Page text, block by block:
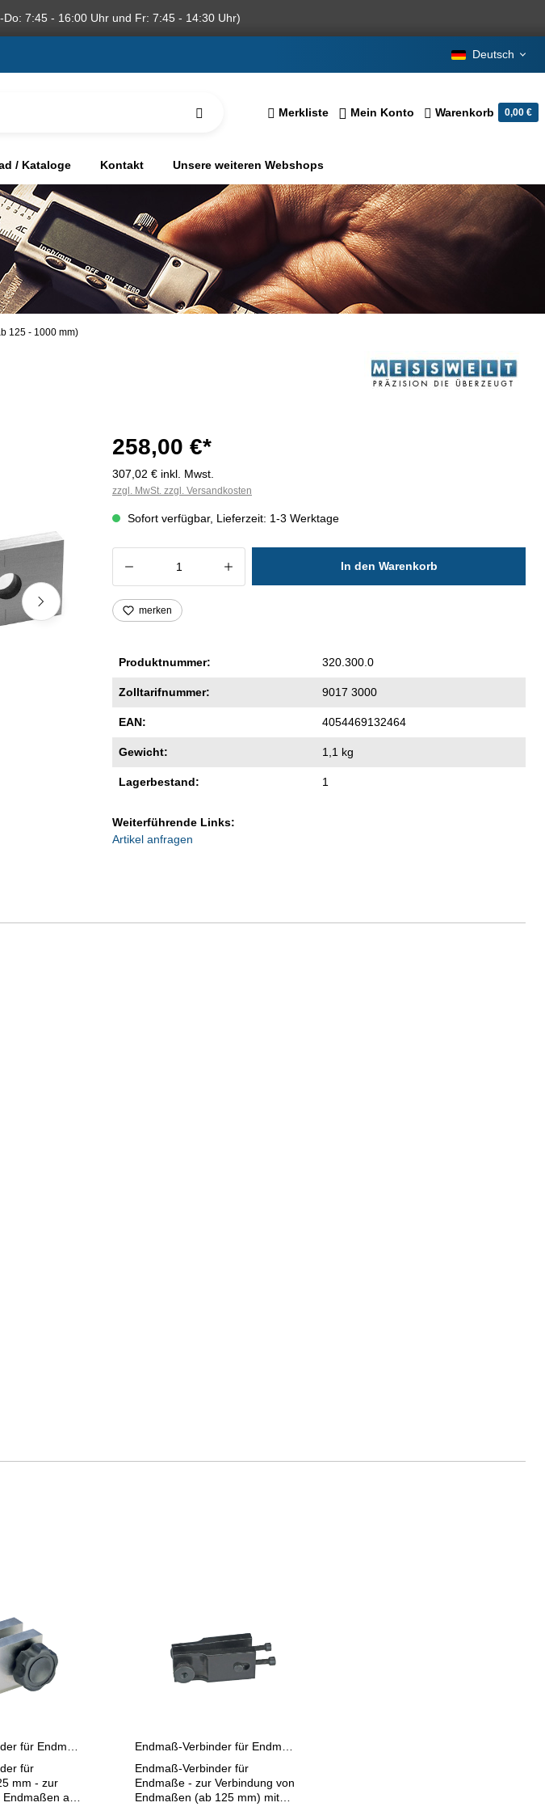
7:45 - 16:00 Uhr und Fr: 7:45 - 14:30 Uhr)
Deutsch
Merkliste Mein Konto Warenkorb 0,00 €
/ Kataloge Kontakt Unsere weiteren Webshops
125 - 1000 mm)
258,00 €*
307,02 € inkl. Mwst.
zzgl. MwSt. zzgl. Versandkosten
Sofort verfügbar, Lieferzeit: 1-3 Werktage
Produkt Anzahl: Gib den gewünschten Wert
In den Warenkorb
merken
Produktnummer: 320.300.0
Zolltarifnummer: 9017 3000
EAN: 4054469132464
Gewicht: 1,1 kg
Lagerbestand: 1
Weiterführende Links:
Artikel anfragen
für
mm - zur
ab
Endmaß-Verbinder für
Endmaße - zur Verbindung von
Endmaßen (ab 125 mm) mit